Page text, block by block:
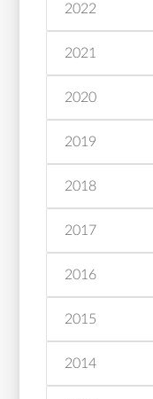
2022
2021
2020
2019
2018
2017
2016
2015
2014